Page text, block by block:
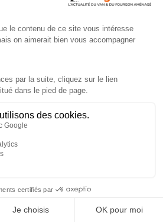
600, des astuces et